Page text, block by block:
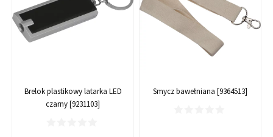
Brelok plastikowy latarka LED
czarny [9231103]
Smycz bawełniana [9364513]